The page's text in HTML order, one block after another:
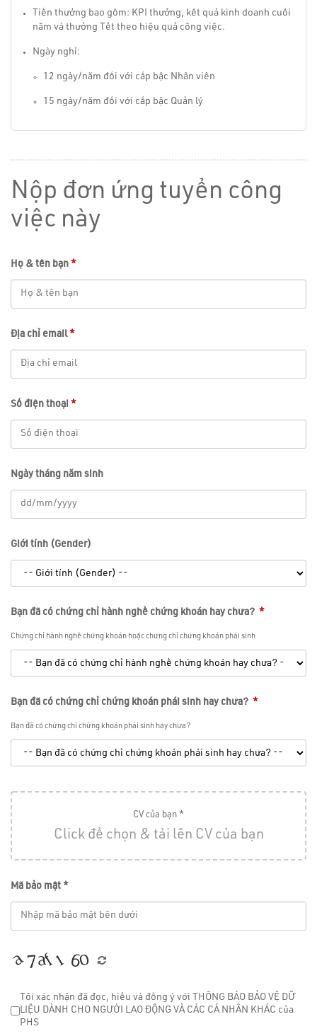
Tiền thưởng bao gồm: KPI thưởng, kết quả kinh doanh cuối
năm và thưởng Tết theo hiệu quả công việc.
Ngày nghỉ:
12 ngày/năm đối với cấp bậc Nhân viên
15 ngày/năm đối với cấp bậc Quản lý
Nộp đơn ứng tuyển công
việc này
Họ & tên bạn *
Địa chỉ email *
Số điện thoại *
Ngày tháng năm sinh
Giới tính (Gender)
Bạn đã có chứng chỉ hành nghề chứng khoán hay chưa? *
Chứng chỉ hành nghề chứng khoán hoặc chứng chỉ chứng khoán phái sinh
Bạn đã có chứng chỉ chứng khoán phái sinh hay chưa? *
Bạn đã có chứng chỉ chứng khoán phái sinh hay chưa?
CV của bạn *
Click để chọn & tải lên CV của bạn
Mã bảo mật *
Tôi xác nhận đã đọc, hiểu và đồng ý với THÔNG BÁO BẢO VỆ DỮ
LIỆU DÀNH CHO NGƯỜI LAO ĐỘNG VÀ CÁC CÁ NHÂN KHÁC của
PHS